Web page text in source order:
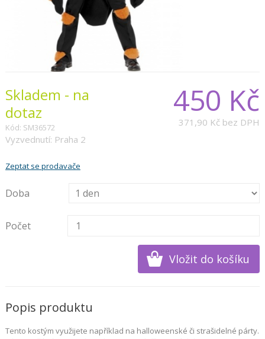
450 Kč
371,90 Kč bez DPH
Skladem - na
dotaz
Kód: SM36572
Vyzvednutí: Praha 2
Zeptat se prodavače
Doba
Počet
Popis produktu
Tento kostým využijete například na halloweenské či strašidelné párty.